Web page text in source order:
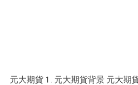
元大期貨 1. 元大期貨背景 元大期